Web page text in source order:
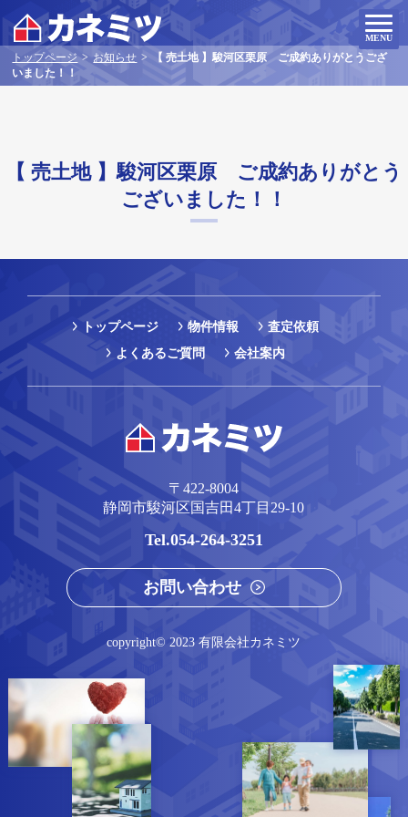
MENU
トップページ > お知らせ >
【 売土地 】駿河区栗原 ご成約ありがとうござ
いました！！
【 売土地 】駿河区栗原 ご成約ありがとう
ございました！！
トップページ 物件情報
査定依頼
よくあるご質問
会社案内
〒422-8004
静岡市駿河区国吉⽥4丁⽬29-10
054-264-3251
お問い合わせ
copyright© 2023 有限会社カネミツ